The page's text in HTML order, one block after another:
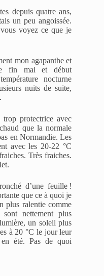
depuis quatre ans,
un peu angoissée.
voyez ce que je
mon agapanthe et
fin mai et début
nocturne
nuits de suite,
.
trop protectrice avec
que la normale
en Normandie. Les
avec les 20-22 °C
Très fraiches.
d’une feuille !
que ce à quoi je
plus ralentie comme
nettement plus
un soleil plus
à 20 °C le jour leur
été. Pas de quoi